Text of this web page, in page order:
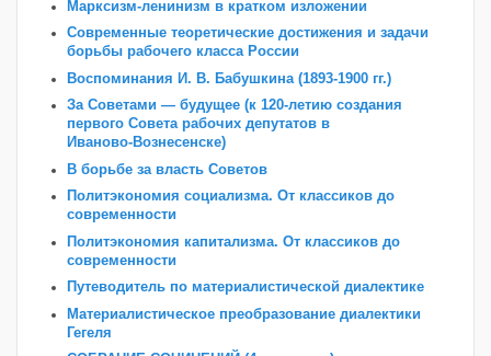
Марксизм-ленинизм в кратком изложении
Современные теоретические достижения и задачи
борьбы рабочего класса России
Воспоминания И. В. Бабушкина (1893-1900 гг.)
За Советами — будущее (к 120‑летию создания
первого Совета рабочих депутатов в
Иваново‑Вознесенске)
В борьбе за власть Советов
Политэкономия социализма. От классиков до
современности
Политэкономия капитализма. От классиков до
современности
Путеводитель по материалистической диалектике
Материалистическое преобразование диалектики
Гегеля